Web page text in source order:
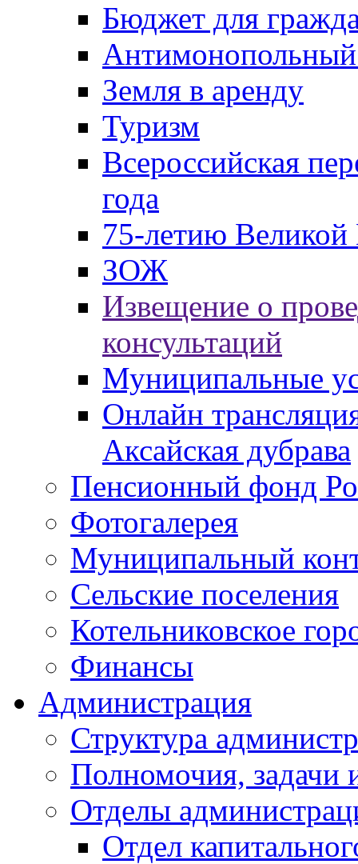
Бюджет для
Антимонопольный
Земля в аренду
Туризм
Всероссийская
года
75-летию
ЗОЖ
Извещение о
консультаций
Муниципальные
Онлайн
Аксайская дубрава
Пенсионный фонд
Фотогалерея
Муниципальный
Сельские поселения
Котельниковское
Финансы
Администрация
Структура
Полномочия, задачи
Отделы
Отдел